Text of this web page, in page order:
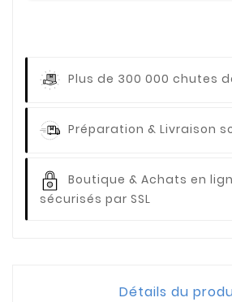
Plus de 300 000 chutes
Préparation & Livraison
Boutique & Achats en
sécurisés par SSL
Détails du